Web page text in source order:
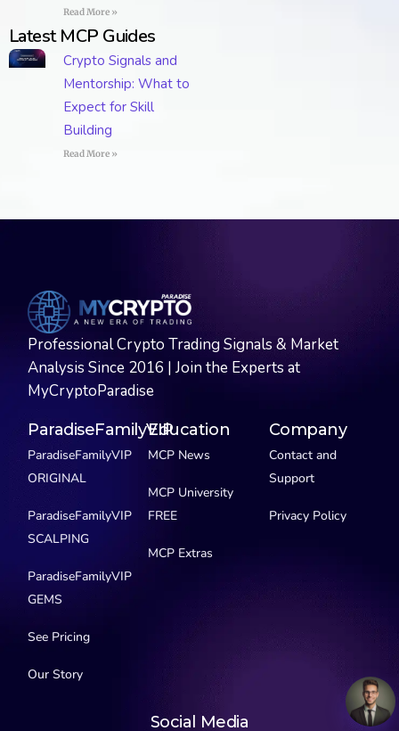
Read More »
Latest MCP Guides
Crypto Signals and
Mentorship: What to
Expect for Skill
Building
Read More »
Professional Crypto Trading Signals & Market
Analysis Since 2016 | Join the Experts at
MyCryptoParadise
ParadiseFamilyVIP
ParadiseFamilyVIP
ORIGINAL
ParadiseFamilyVIP
SCALPING
ParadiseFamilyVIP
GEMS
See Pricing
Our Story
Education
MCP News
MCP University
FREE
MCP Extras
Company
Contact and
Support
Privacy Policy
Social Media